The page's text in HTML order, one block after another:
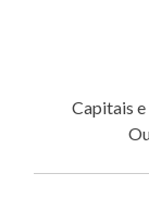
Capitais